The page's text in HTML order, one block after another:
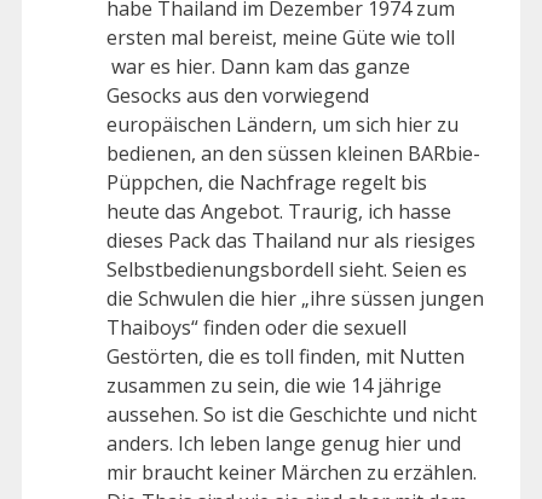
habe Thailand im Dezember 1974 zum
ersten mal bereist, meine Güte wie toll
war es hier. Dann kam das ganze
Gesocks aus den vorwiegend
europäischen Ländern, um sich hier zu
bedienen, an den süssen kleinen BARbie-
Püppchen, die Nachfrage regelt bis
heute das Angebot. Traurig, ich hasse
dieses Pack das Thailand nur als riesiges
Selbstbedienungsbordell sieht. Seien es
die Schwulen die hier „ihre süssen jungen
Thaiboys“ finden oder die sexuell
Gestörten, die es toll finden, mit Nutten
zusammen zu sein, die wie 14 jährige
aussehen. So ist die Geschichte und nicht
anders. Ich leben lange genug hier und
mir braucht keiner Märchen zu erzählen.